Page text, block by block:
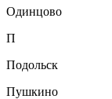
Одинцово
П
Подольск
Пушкино